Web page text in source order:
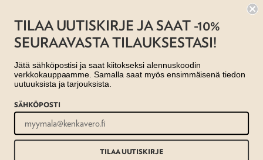
AJANKOHTAISTA
REKISTERISELOSTE
TILAUS- JA TOIMITUSEHDOT
Copyright 2026 ©Taito shop
TILAA UUTISKIRJE JA SAAT -10%
SEURAAVASTA TILAUKSESTASI!
Jätä sähköpostisi ja saat kiitokseksi alennuskoodin
verkkokauppaamme. Samalla saat myös ensimmäisenä tiedon
uutuuksista ja tarjouksista.
SÄHKÖPOSTI
TILAA UUTISKIRJE